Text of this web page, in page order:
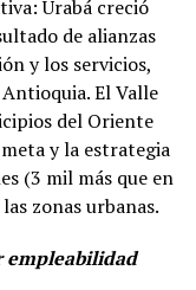
Urabá creció
de alianzas
y los servicios,
El Valle
del Oriente
y la estrategia
(3 mil más que en
zonas urbanas.
empleabilidad